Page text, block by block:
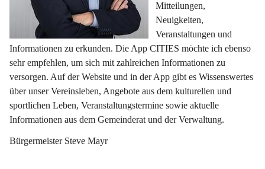
Mitteilungen,
Neuigkeiten,
Veranstaltungen und
Informationen zu erkunden. Die App CITIES möchte ich ebenso
sehr empfehlen, um sich mit zahlreichen Informationen zu
versorgen. Auf der Website und in der App gibt es Wissenswertes
über unser Vereinsleben, Angebote aus dem kulturellen und
sportlichen Leben, Veranstaltungstermine sowie aktuelle
Informationen aus dem Gemeinderat und der Verwaltung.
Bürgermeister Steve Mayr